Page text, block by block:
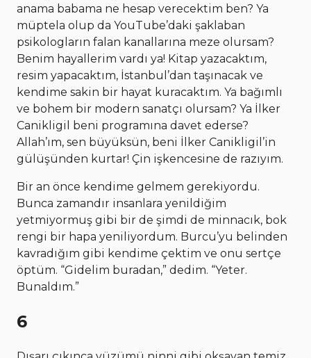
anama babama ne hesap verecektim ben? Ya
müptela olup da YouTube’daki şaklaban
psikologların falan kanallarına meze olursam?
Benim hayallerim vardı ya! Kitap yazacaktım,
resim yapacaktım, İstanbul’dan taşınacak ve
kendime sakin bir hayat kuracaktım. Ya bağımlı
ve bohem bir modern sanatçı olursam? Ya İlker
Canikligil beni programına davet ederse?
Allah’ım, sen büyüksün, beni İlker Canikligil’in
gülüşünden kurtar! Çin işkencesine de razıyım.
Bir an önce kendime gelmem gerekiyordu.
Bunca zamandır insanlara yenildiğim
yetmiyormuş gibi bir de şimdi de minnacık, bok
rengi bir hapa yeniliyordum. Burcu’yu belinden
kavradığım gibi kendime çektim ve onu sertçe
öptüm. “Gidelim buradan,” dedim. “Yeter.
Bunaldım.”
6